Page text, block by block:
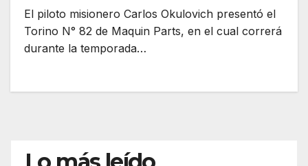
El piloto misionero Carlos Okulovich presentó el
Torino N° 82 de Maquin Parts, en el cual correrá
durante la temporada…